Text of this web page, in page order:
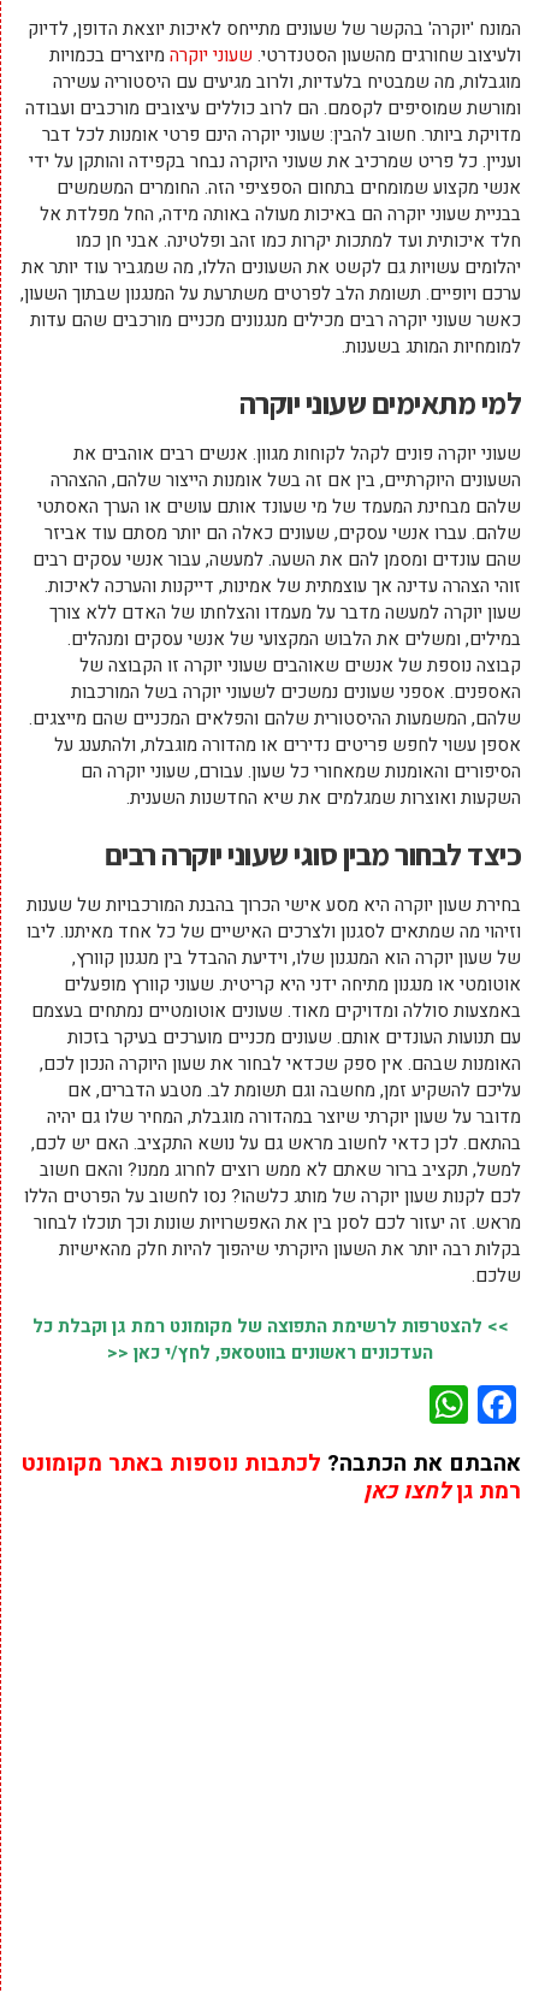
המונח 'יוקרה' בהקשר של שעונים מתייחס לאיכות יוצאת הדופן, לדיוק
ולעיצוב שחורגים מהשעון הסטנדרטי. שעוני יוקרה מיוצרים בכמויות
מוגבלות, מה שמבטיח בלעדיות, ולרוב מגיעים עם היסטוריה עשירה
ומורשת שמוסיפים לקסמם. הם לרוב כוללים עיצובים מורכבים ועבודה
מדויקת ביותר. חשוב להבין: שעוני יוקרה הינם פרטי אומנות לכל דבר
ועניין. כל פריט שמרכיב את שעוני היוקרה נבחר בקפידה והותקן על ידי
אנשי מקצוע שמומחים בתחום הספציפי הזה. החומרים המשמשים
בבניית שעוני יוקרה הם באיכות מעולה באותה מידה, החל מפלדת אל
חלד איכותית ועד למתכות יקרות כמו זהב ופלטינה. אבני חן כמו
יהלומים עשויות גם לקשט את השעונים הללו, מה שמגביר עוד יותר את
ערכם ויופיים. תשומת הלב לפרטים משתרעת על המנגנון שבתוך השעון,
כאשר שעוני יוקרה רבים מכילים מנגנונים מכניים מורכבים שהם עדות
למומחיות המותג בשענות.
למי מתאימים שעוני יוקרה
שעוני יוקרה פונים לקהל לקוחות מגוון. אנשים רבים אוהבים את
השעונים היוקרתיים, בין אם זה בשל אומנות הייצור שלהם, ההצהרה
שלהם מבחינת המעמד של מי שעונד אותם עושים או הערך האסתטי
שלהם. עברו אנשי עסקים, שעונים כאלה הם יותר מסתם עוד אביזר
שהם עונדים ומסמן להם את השעה. למעשה, עבור אנשי עסקים רבים
זוהי הצהרה עדינה אך עוצמתית של אמינות, דייקנות והערכה לאיכות.
שעון יוקרה למעשה מדבר על מעמדו והצלחתו של האדם ללא צורך
במילים, ומשלים את הלבוש המקצועי של אנשי עסקים ומנהלים.
קבוצה נוספת של אנשים שאוהבים שעוני יוקרה זו הקבוצה של
האספנים. אספני שעונים נמשכים לשעוני יוקרה בשל המורכבות
שלהם, המשמעות ההיסטורית שלהם והפלאים המכניים שהם מייצגים.
אספן עשוי לחפש פריטים נדירים או מהדורה מוגבלת, ולהתענג על
הסיפורים והאומנות שמאחורי כל שעון. עבורם, שעוני יוקרה הם
השקעות ואוצרות שמגלמים את שיא החדשנות השענית.
כיצד לבחור מבין סוגי שעוני יוקרה רבים
בחירת שעון יוקרה היא מסע אישי הכרוך בהבנת המורכבויות של שענות
וזיהוי מה שמתאים לסגנון ולצרכים האישיים של כל אחד מאיתנו. ליבו
של שעון יוקרה הוא המנגנון שלו, וידיעת ההבדל בין מנגנון קוורץ,
אוטומטי או מנגנון מתיחה ידני היא קריטית. שעוני קוורץ מופעלים
באמצעות סוללה ומדויקים מאוד. שעונים אוטומטיים נמתחים בעצמם
עם תנועות העונדים אותם. שעונים מכניים מוערכים בעיקר בזכות
האומנות שבהם. אין ספק שכדאי לבחור את שעון היוקרה הנכון לכם,
עליכם להשקיע זמן, מחשבה וגם תשומת לב. מטבע הדברים, אם
מדובר על שעון יוקרתי שיוצר במהדורה מוגבלת, המחיר שלו גם יהיה
בהתאם. לכן כדאי לחשוב מראש גם על נושא התקציב. האם יש לכם,
למשל, תקציב ברור שאתם לא ממש רוצים לחרוג ממנו? והאם חשוב
לכם לקנות שעון יוקרה של מותג כלשהו? נסו לחשוב על הפרטים הללו
מראש. זה יעזור לכם לסנן בין את האפשרויות שונות וכך תוכלו לבחור
בקלות רבה יותר את השעון היוקרתי שיהפוך להיות חלק מהאישיות
שלכם.
>> להצטרפות לרשימת התפוצה של מקומונט רמת גן וקבלת כל
העדכונים ראשונים בווטסאפ, לחץ/י כאן <<
Facebook
אהבתם את הכתבה? לכתבות נוספות באתר מקומונט
רמת גןלחצו כאן